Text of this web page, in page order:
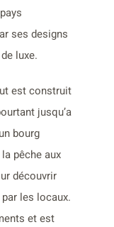
ses designs
luxe.
est construit
jusqu’a
bourg
pêche aux
découvrir
les locaux.
et est